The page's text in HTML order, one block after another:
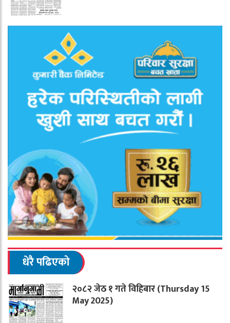
धेरै पढिएको
२०८२ जेठ १ गते विहिबार (Thursday 15
May 2025)